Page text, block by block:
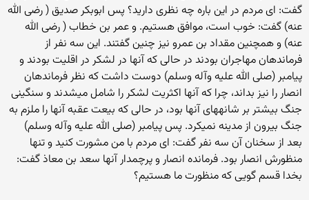
گفت: ای مردم در این باره چه نظری دارید؟ پس ابوبکر صدیق ( رضی الله
عنه) گفت: خوب است، موافق هستیم. و عمر بن خطاب ( رضی الله
عنه) و همچنین مقداد بن عمرو نیز چنین گفتند. این سه نفر از
فرماندهان مهاجران بودند در حالی که آنها در لشکر در اقلیت بودند و
پیامبر (صلی الله علیه وآله وسلم) دوست داشت که نظر فرماندهان
انصار را نیز بداند، چرا که آنها اکثریت لشکر را شامل می‏شدند و سنگینی
جنگ بیشتر بر شانه‏های آنها بود، در حالی که بیعت عقبه آنها را ملزم به
جنگ بیرون از مدینه نمی‏کرد. پس پیامبر (صلی الله علیه وآله وسلم)
بعد از سخنان آن سه نفر گفت: ای مردم با من مشورت کنید و تنها
منظورش انصار بود. فرمانده انصار و پرچمدار آنها سعد بن معاذ گفت:
بخدا قسم گویی که منظورت ما هستیم؟